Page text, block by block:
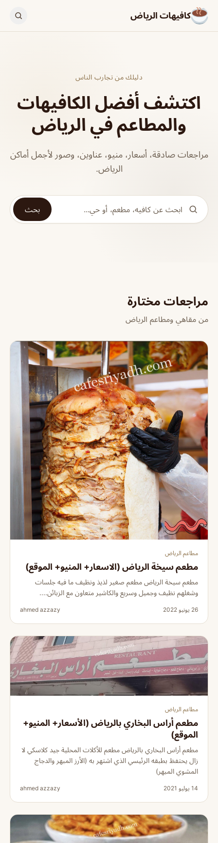
كافيهات الرياض
دليلك من تجارب الناس
اكتشف أفضل الكافيهات
والمطاعم في الرياض
مراجعات صادقة، أسعار، منيو، عناوين، وصور لأجمل أماكن
الرياض.
بحث
مراجعات مختارة
من مقاهي ومطاعم الرياض
مطاعم الرياض
مطعم سيخة الرياض (الاسعار+ المنيو+ الموقع)
مطعم سيخة الرياض مطعم صغير لذيذ ونظيف ما فيه جلسات
وشغلهم نظيف وجميل وسريع والكاشير متعاون مع الزبائن....
26 يونيو 2022 ahmed azzazy
مطاعم الرياض
مطعم أراس البخاري بالرياض (الأسعار+ المنيو+
الموقع)
مطعم أراس البخاري بالرياض مطعم للأكلات المحلية جيد كلاسكي لا
زال يحتفظ بطبقه الرئيسي الذي اشتهر به (الأرز المبهر والدجاج
المشوي المبهر)
14 يوليو 2021 ahmed azzazy